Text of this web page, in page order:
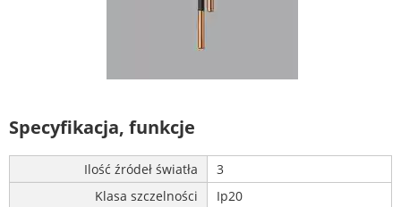
Specyfikacja, funkcje
Ilość źródeł światła
3
Klasa szczelności
Ip20